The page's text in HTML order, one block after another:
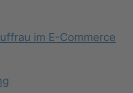
im E-Commerce